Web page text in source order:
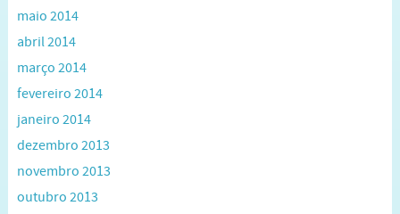
maio 2014
abril 2014
março 2014
fevereiro 2014
janeiro 2014
dezembro 2013
novembro 2013
outubro 2013